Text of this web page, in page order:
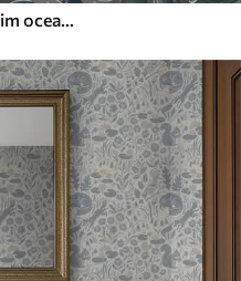
Koi ribe plivaju među dramatičnim oceanskim valovima